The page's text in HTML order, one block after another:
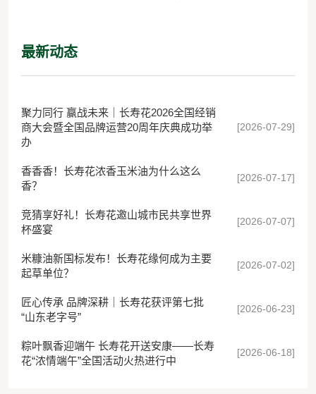
最新动态
聚力同行 赢战未来｜长寿花2026全国经销
商大会暨全国品牌运营20周年庆典成功举
办
[2026-07-29]
香香香！长寿花浓香玉米油为什么这么
香？
[2026-07-17]
竞猜享好礼！长寿花邀山城市民共享世界
杯盛宴
[2026-07-07]
米糠油新国标发布！长寿花缘何成为主要
起草单位？
[2026-07-02]
匠心传承 品牌深耕｜长寿花获评第七批
“山东老字号”
[2026-06-23]
粽叶飘香迎端午 长寿花开送安康——长寿
花“浓情端午”全国活动火热进行中
[2026-06-18]